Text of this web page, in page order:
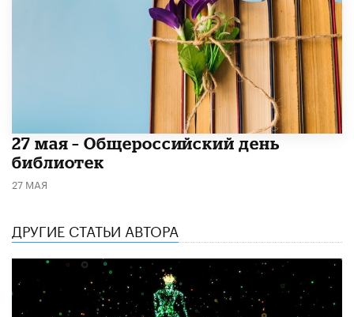
​27 мая – Общероссийский день
библиотек
27 МАЯ
ДРУГИЕ СТАТЬИ АВТОРА